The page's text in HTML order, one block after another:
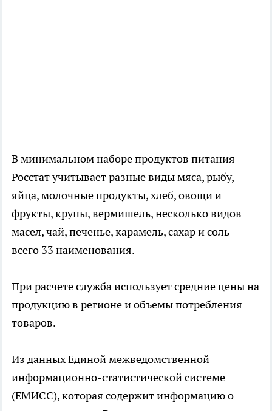
В минимальном наборе продуктов питания
Росстат учитывает разные виды мяса, рыбу,
яйца, молочные продукты, хлеб, овощи и
фрукты, крупы, вермишель, несколько видов
масел, чай, печенье, карамель, сахар и соль —
всего 33 наименования.
При расчете служба использует средние цены на
продукцию в регионе и объемы потребления
товаров.
Из данных Единой межведомственной
информационно-статистической системе
(ЕМИСС), которая содержит информацию о